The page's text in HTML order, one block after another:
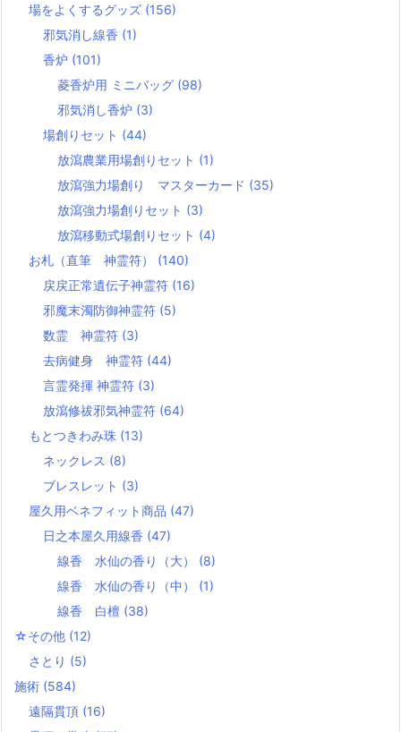
場をよくするグッズ (156)
邪気消し線香 (1)
香炉 (101)
菱香炉用 ミニバッグ (98)
邪気消し香炉 (3)
場創りセット (44)
放瀉農業用場創りセット (1)
放瀉強力場創り マスターカード (35)
放瀉強力場創りセット (3)
放瀉移動式場創りセット (4)
お札（直筆 神霊符） (140)
戻戻正常遺伝子神霊符 (16)
邪魔末濁防御神霊符 (5)
数霊 神霊符 (3)
去病健身 神霊符 (44)
言霊発揮 神霊符 (3)
放瀉修祓邪気神霊符 (64)
もとつきわみ珠 (13)
ネックレス (8)
ブレスレット (3)
屋久用ベネフィット商品 (47)
日之本屋久用線香 (47)
線香 水仙の香り（大） (8)
線香 水仙の香り（中） (1)
線香 白檀 (38)
☆その他 (12)
さとり (5)
施術 (584)
遠隔貫頂 (16)